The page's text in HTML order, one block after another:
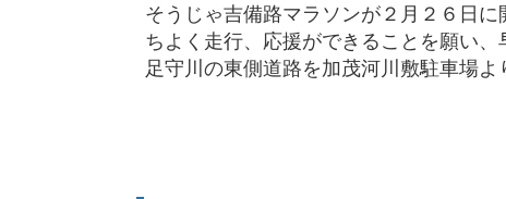
そうじゃ吉備路マラソンが２月２６日
ちよく走行、応援ができることを願い
足守川の東側道路を加茂河川敷駐車場